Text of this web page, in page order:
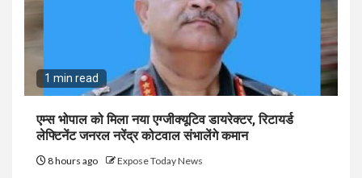
1 min read
एम्स भोपाल को मिला नया एग्जीक्यूटिव डायरेक्टर, रिटायर्ड
लेफ्टिनेंट जनरल नरेंद्र कोटवाल संभालेंगे कमान
8 hours ago Expose Today News